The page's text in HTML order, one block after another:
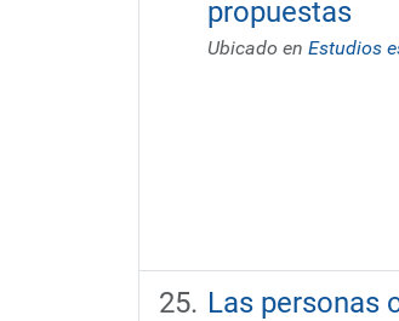
propuestas
Ubicado en Estudios
Las personas